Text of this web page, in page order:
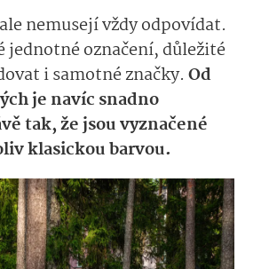
nemusejí vždy odpovídat.
jednotné označení, důležité
i samotné značky. Od
je navíc snadno
tak, že jsou vyznačené
klasickou barvou.